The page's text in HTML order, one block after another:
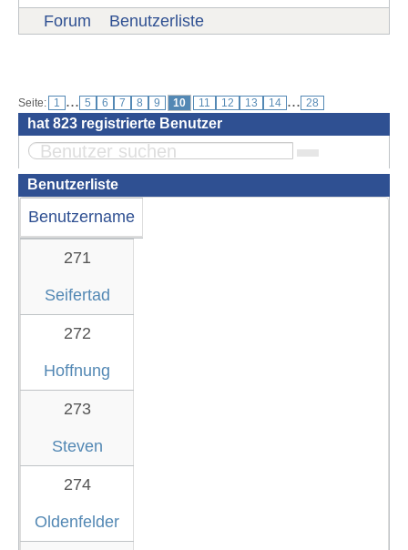
Forum Benutzerliste
Seite: 1 ... 5 6 7 8 9 10 11 12 13 14 ... 28
hat 823 registrierte Benutzer
Benutzerliste
Benutzername
271
Seifertad
272
Hoffnung
273
Steven
274
Oldenfelder